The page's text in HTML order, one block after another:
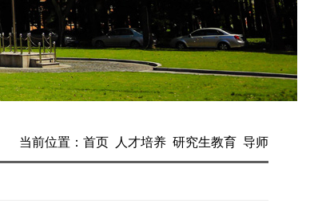
当前位置： 首页 人才培养 研究生教育 导师